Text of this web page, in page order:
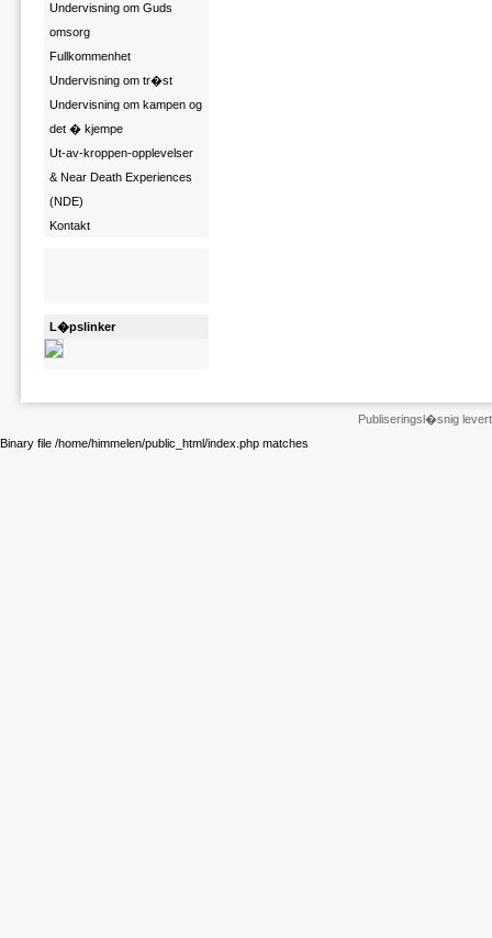
Undervisning om Guds
omsorg
Fullkommenhet
Undervisning om tr�st
Undervisning om kampen og
det � kjempe
Ut-av-kroppen-opplevelser
& Near Death Experiences
(NDE)
Kontakt
L�pslinker
Publiseringsl�snig
Binary file /home/himmelen/public_html/index.php matches